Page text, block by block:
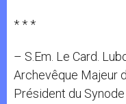
* * *
– S.Em. Le Card.
Archevêque Majeur
Président du